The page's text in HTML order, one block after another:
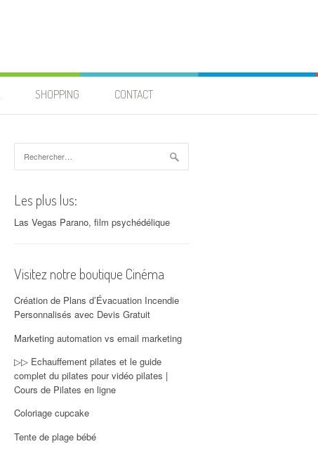
SHOPPING CONTACT
Les plus lus:
Las Vegas Parano, film psychédélique
Visitez notre boutique Cinéma
Création de Plans d’Évacuation Incendie
Personnalisés avec Devis Gratuit
Marketing automation vs email marketing
▷▷ Echauffement pilates et le guide
complet du pilates pour vidéo pilates |
Cours de Pilates en ligne
Coloriage cupcake
Tente de plage bébé